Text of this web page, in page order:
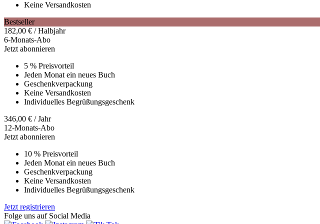
Keine Versandkosten
Bestseller
182,00 € / Halbjahr
6-Monats-Abo
Jetzt abonnieren
5 % Preisvorteil
Jeden Monat ein neues Buch
Geschenkverpackung
Keine Versandkosten
Individuelles Begrüßungsgeschenk
346,00 € / Jahr
12-Monats-Abo
Jetzt abonnieren
10 % Preisvorteil
Jeden Monat ein neues Buch
Geschenkverpackung
Keine Versandkosten
Individuelles Begrüßungsgeschenk
Jetzt registrieren
Folge uns auf Social Media